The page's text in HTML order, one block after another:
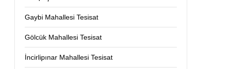
Gaybi Mahallesi Tesisat
Gölcük Mahallesi Tesisat
İncirlipınar Mahallesi Tesisat